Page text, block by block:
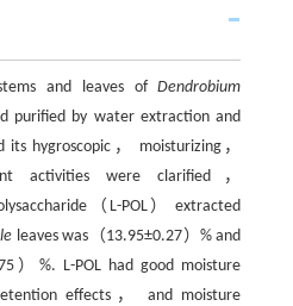
and leaves ofDendrobium
purified by water extraction and
hygroscopic， moisturizing，
activities were clarified，
（L-POL） extracted
leaves was（13.95±0.27）% and
）%. L-POL had good moisture
effects， and moisture